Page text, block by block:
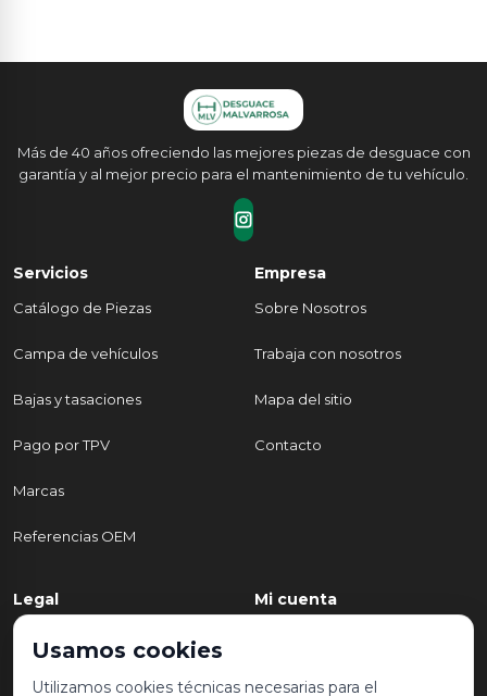
Más de 40 años ofreciendo las mejores piezas de desguace con
garantía y al mejor precio para el mantenimiento de tu vehículo.
Servicios
Catálogo de Piezas
Campa de vehículos
Bajas y tasaciones
Pago por TPV
Marcas
Referencias OEM
Empresa
Sobre Nosotros
Trabaja con nosotros
Mapa del sitio
Contacto
Legal
Política de Privacidad
Aviso legal y condiciones de
Mi cuenta
Mis pedidos
Usamos cookies
Utilizamos cookies técnicas necesarias para el